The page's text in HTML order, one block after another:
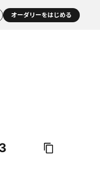
オーダリーをはじめる